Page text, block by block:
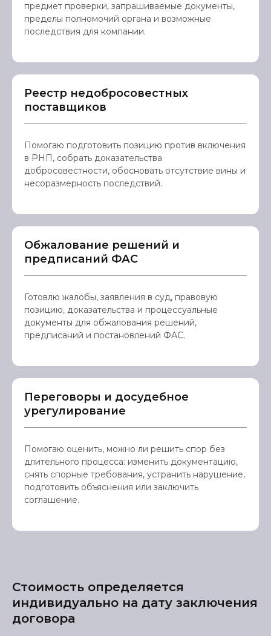
предмет проверки, запрашиваемые документы,
пределы полномочий органа и возможные
последствия для компании.
Реестр недобросовестных
поставщиков
Помогаю подготовить позицию против включения
в РНП, собрать доказательства
добросовестности, обосновать отсутствие вины и
несоразмерность последствий.
Обжалование решений и
предписаний ФАС
Готовлю жалобы, заявления в суд, правовую
позицию, доказательства и процессуальные
документы для обжалования решений,
предписаний и постановлений ФАС.
Переговоры и досудебное
урегулирование
Помогаю оценить, можно ли решить спор без
длительного процесса: изменить документацию,
снять спорные требования, устранить нарушение,
подготовить объяснения или заключить
соглашение.
Стоимость определяется
индивидуально на дату заключения
договора